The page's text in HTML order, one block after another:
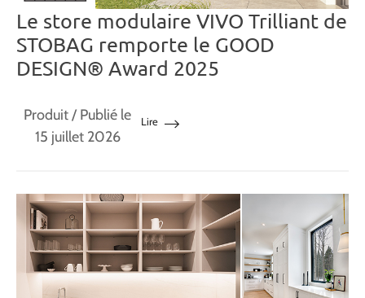
Le store modulaire VIVO Trilliant de
STOBAG remporte le GOOD
DESIGN® Award 2025
Produit/ Publié le
15 juillet 2026
Lire